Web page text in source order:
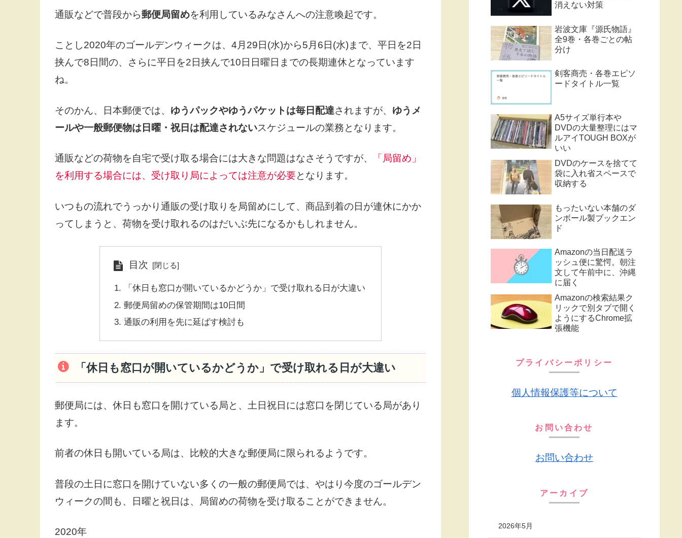
通販などで普段から郵便局留めを利用しているみなさんへの注意喚起です。
ことし2020年のゴールデンウィークは、4月29日(水)から5月6日(水)まで、平日を2日
挟んで8日間の、さらに平日を2日挟んで10日日曜日までの長期連休となっています
ね。
そのかん、日本郵便では、 ゆうパックやゆうパケットは毎日配達されますが、 ゆうメ
ールや一般郵便物は日曜・祝日は配達されないスケジュールの業務となります。
通販などの荷物を自宅で受け取る場合には大きな問題はなさそうですが、
「局留め」
を利用する場合には、受け取り局によっては注意が必要となります。
いつもの流れでうっかり通販の受け取りを局留めにして、商品到着の日が連休にかか
ってしまうと、荷物を受け取れるのはだいぶ先になるかもしれません。
目次
「休日も窓口が開いているかどうか」で受け取れる日が大違い
郵便局留めの保管期間は10日間
通販の利用を先に延ばす検討も
「休日も窓口が開いているかどうか」で受け取れる日が大違い
郵便局には、休日も窓口を開けている局と、土日祝日には窓口を閉じている局があり
ます。
前者の休日も開いている局は、比較的大きな郵便局に限られるようです。
普段の土日に窓口を開けていない多くの一般の郵便局では、やはり今度のゴールデン
ウィークの間も、日曜と祝日は、局留めの荷物を受け取ることができません。
2020年
消えない対策
岩波文庫『源氏物語』
全9巻・各巻ごとの帖
分け
剣客商売・各巻エピソ
ードタイトル一覧
A5サイズ単行本や
DVDの大量整理にはマ
ルアイTOUGH BOXが
いい
DVDのケースを捨てて
袋に入れ省スペースで
収納する
もったいない本舗のダ
ンボール製ブックエン
ド
Amazonの当日配送ラ
ッシュ便に驚愕。朝注
文して午前中に、沖縄
に届く
Amazonの検索結果ク
リックで別タブで開く
ようにするChrome拡
張機能
プライバシーポリシー
個人情報保護等について
お問い合わせ
お問い合わせ
アーカイブ
2026年5月